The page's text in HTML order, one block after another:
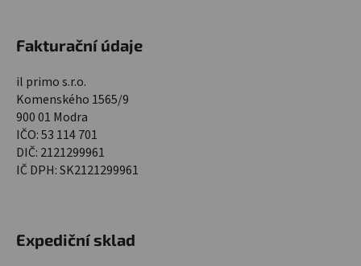
Fakturační údaje
il primo s.r.o.
Komenského 1565/9
900 01 Modra
IČO: 53 114 701
DIČ: 2121299961
IČ DPH: SK2121299961
Expediční sklad